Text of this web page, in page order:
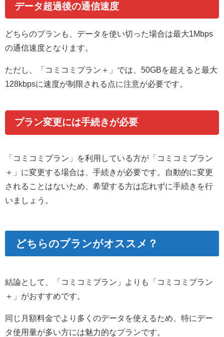
データ超過後の通信速度
どちらのプランも、データを使い切った場合は最大1Mbps
の通信速度となります。
ただし、「コミコミプラン＋」では、50GBを超えると最大
128kbpsに速度が制限される点に注意が必要です。
プラン変更には手続きが必要
「コミコミプラン」を利用している方が「コミコミプラン
＋」に変更する場合は、手続きが必要です。自動的に変更
されることはないため、希望する方は忘れずに手続きを行
いましょう。
どちらのプランがオススメ？
結論として、「コミコミプラン」よりも「コミコミプラン
＋」がおすすめです。
同じ月額料金でより多くのデータを使えるため、特にデー
タ使用量が多い方には魅力的なプランです。